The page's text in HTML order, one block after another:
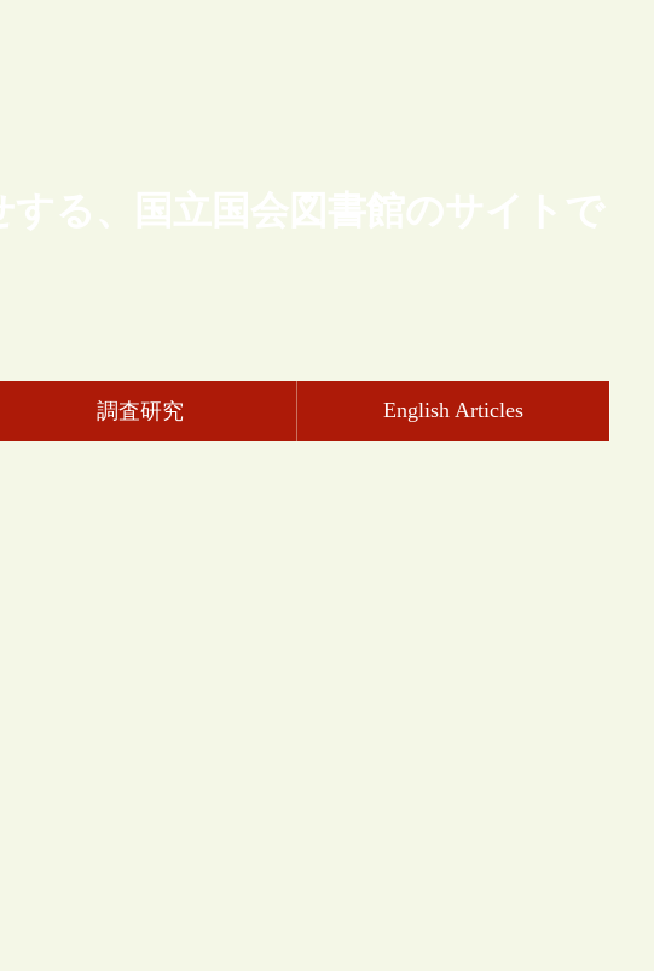
る、国立国会図書館のサイトで
調査研究 English Articles